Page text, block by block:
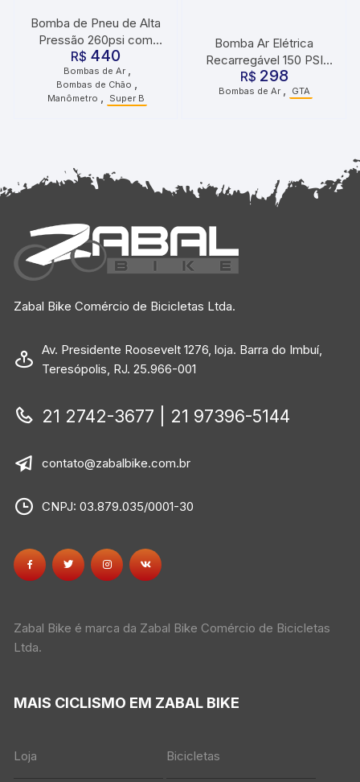
Bomba de Pneu de Alta
Pressão 260psi com
Manômetro Branca
Super B
R$ 440
Bombas de Ar
Bombas de Chão
Manômetro Super B
Bomba Ar Elétrica
Recarregável 150 PSI
Portátil Smart Plus GTA
R$ 298
Bombas de Ar , GTA
Zabal Bike Comércio de Bicicletas Ltda.
Av. Presidente Roosevelt 1276, loja. Barra do Imbuí,
Teresópolis, RJ. 25.966-001
21 2742-3677 | 21 97396-5144
contato@zabalbike.com.br
CNPJ: 03.879.035/0001-30
Zabal Bike é marca da Zabal Bike Comércio de Bicicletas
Ltda.
MAIS CICLISMO EM ZABAL BIKE
Loja Bicicletas